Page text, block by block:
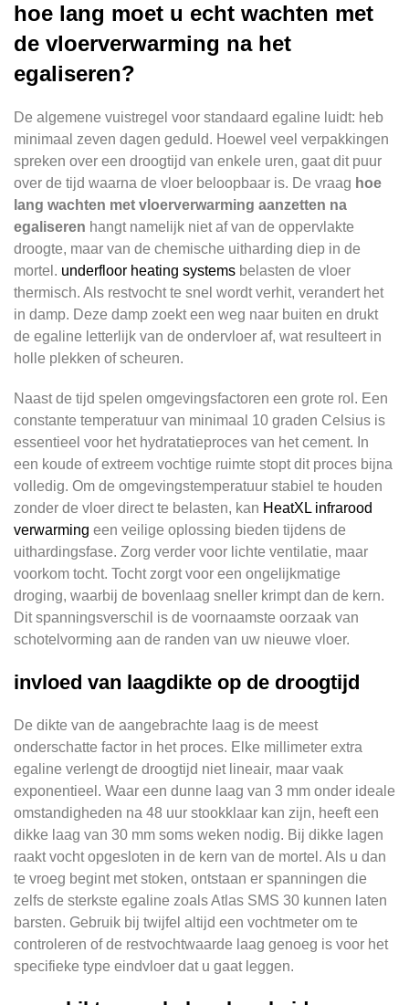
hoe lang moet u echt wachten met
de vloerverwarming na het
egaliseren?
De algemene vuistregel voor standaard egaline luidt: heb
minimaal zeven dagen geduld. Hoewel veel verpakkingen
spreken over een droogtijd van enkele uren, gaat dit puur
over de tijd waarna de vloer beloopbaar is. De vraag hoe
lang wachten met vloerverwarming aanzetten na
egaliseren hangt namelijk niet af van de oppervlakte
droogte, maar van de chemische uitharding diep in de
mortel. underfloor heating systems belasten de vloer
thermisch. Als restvocht te snel wordt verhit, verandert het
in damp. Deze damp zoekt een weg naar buiten en drukt
de egaline letterlijk van de ondervloer af, wat resulteert in
holle plekken of scheuren.
Naast de tijd spelen omgevingsfactoren een grote rol. Een
constante temperatuur van minimaal 10 graden Celsius is
essentieel voor het hydratatieproces van het cement. In
een koude of extreem vochtige ruimte stopt dit proces bijna
volledig. Om de omgevingstemperatuur stabiel te houden
zonder de vloer direct te belasten, kan HeatXL infrarood
verwarming een veilige oplossing bieden tijdens de
uithardingsfase. Zorg verder voor lichte ventilatie, maar
voorkom tocht. Tocht zorgt voor een ongelijkmatige
droging, waarbij de bovenlaag sneller krimpt dan de kern.
Dit spanningsverschil is de voornaamste oorzaak van
schotelvorming aan de randen van uw nieuwe vloer.
invloed van laagdikte op de droogtijd
De dikte van de aangebrachte laag is de meest
onderschatte factor in het proces. Elke millimeter extra
egaline verlengt de droogtijd niet lineair, maar vaak
exponentieel. Waar een dunne laag van 3 mm onder ideale
omstandigheden na 48 uur stookklaar kan zijn, heeft een
dikke laag van 30 mm soms weken nodig. Bij dikke lagen
raakt vocht opgesloten in de kern van de mortel. Als u dan
te vroeg begint met stoken, ontstaan er spanningen die
zelfs de sterkste egaline zoals Atlas SMS 30 kunnen laten
barsten. Gebruik bij twijfel altijd een vochtmeter om te
controleren of de restvochtwaarde laag genoeg is voor het
specifieke type eindvloer dat u gaat leggen.